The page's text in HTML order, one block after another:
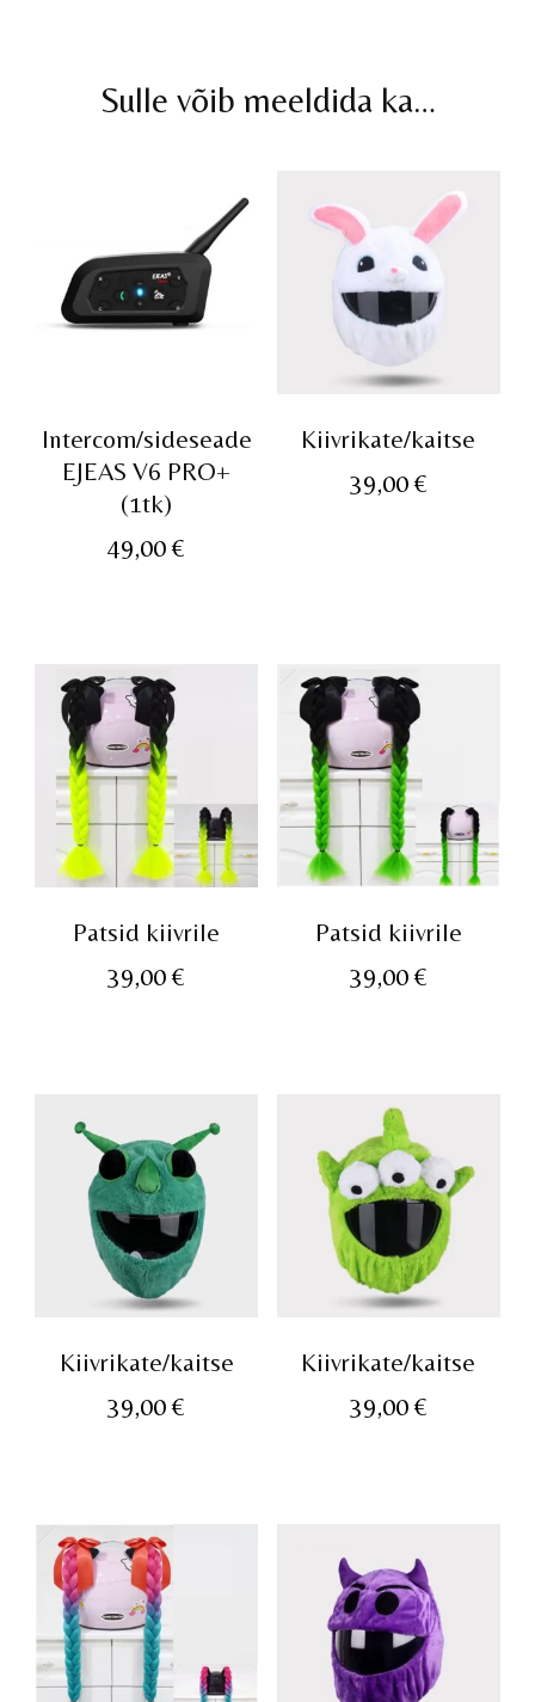
Sulle võib meeldida ka…
Intercom/sideseade
EJEAS V6 PRO+
(1tk)
49,00€
Kiivrikate/kaitse
39,00 €
Patsid kiivrile
39,00€
Patsid kiivrile
39,00 €
Kiivrikate/kaitse
39,00€
Kiivrikate/kaitse
39,00 €